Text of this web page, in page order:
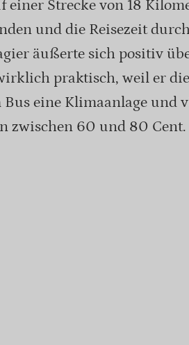
Strecke von 18
und die Reisezeit
äußerte sich positiv
praktisch, weil er
eine Klimaanlage und
zwischen 60 und 80 Cent.